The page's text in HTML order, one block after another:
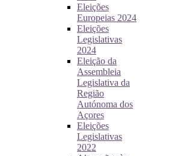
Eleições
Europeias 2024
Eleições
Legislativas
2024
Eleição da
Assembleia
Legislativa da
Região
Autónoma dos
Açores
Eleições
Legislativas
2022